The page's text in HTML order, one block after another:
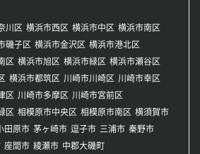
川区 横浜市西区 横浜市中区 横浜市南区
磯子区 横浜市金沢区 横浜市港北区
区 横浜市旭区 横浜市緑区 横浜市瀬谷区
横浜市都筑区 川崎市川崎区
川崎市幸区
区 川崎市多摩区
川崎市宮前区
区 相模原市中央区 相模原市南区 横須賀市
田原市 茅ヶ崎市 逗子市 三浦市 秦野市
座間市 綾瀬市 中郡大磯町